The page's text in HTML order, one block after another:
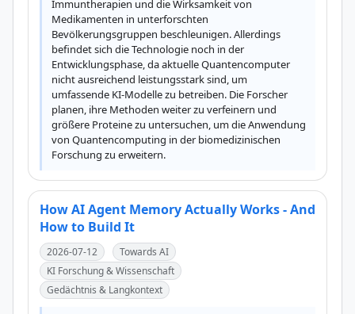
Immuntherapien und die Wirksamkeit von
Medikamenten in unterforschten
Bevölkerungsgruppen beschleunigen. Allerdings
befindet sich die Technologie noch in der
Entwicklungsphase, da aktuelle Quantencomputer
nicht ausreichend leistungsstark sind, um
umfassende KI-Modelle zu betreiben. Die Forscher
planen, ihre Methoden weiter zu verfeinern und
größere Proteine zu untersuchen, um die Anwendung
von Quantencomputing in der biomedizinischen
Forschung zu erweitern.
How AI Agent Memory Actually Works - And
How to Build It
2026-07-12
Towards AI
KI Forschung & Wissenschaft
Gedächtnis & Langkontext